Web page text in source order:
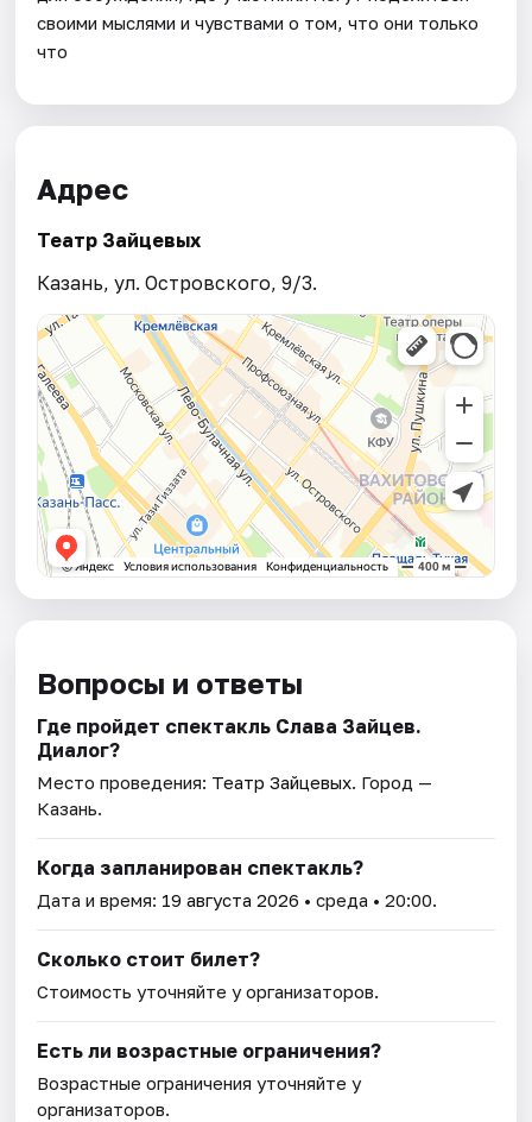
своими мыслями и чувствами о том, что они только
что
Адрес
Театр Зайцевых
Казань, ул. Островского, 9/3.
Вопросы и ответы
Где пройдет спектакль Слава Зайцев.
Диалог?
Место проведения: Театр Зайцевых. Город —
Казань.
Когда запланирован спектакль?
Дата и время: 19 августа 2026 • среда • 20:00.
Сколько стоит билет?
Стоимость уточняйте у организаторов.
Есть ли возрастные ограничения?
Возрастные ограничения уточняйте у
организаторов.